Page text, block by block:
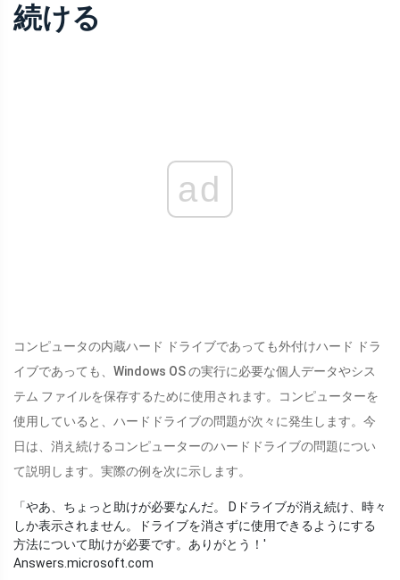
続ける
ad
コンピュータの内蔵ハード ドライブであっても外付けハード ドラ
イブであっても、Windows OS の実行に必要な個人データやシス
テム ファイルを保存するために使用されます。コンピューターを
使用していると、ハードドライブの問題が次々に発生します。今
日は、消え続けるコンピューターのハードドライブの問題につい
て説明します。実際の例を次に示します。
「やあ、ちょっと助けが必要なんだ。 Dドライブが消え続け、時々
しか表示されません。ドライブを消さずに使用できるようにする
方法について助けが必要です。ありがとう！'
Answers.microsoft.com